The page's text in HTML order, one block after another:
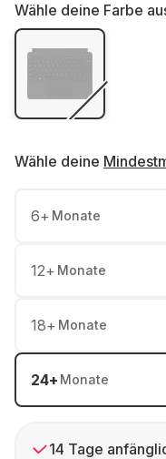
Wähle deine Farbe
Wähle deine
6+ Monate
12+ Monate
18+ Monate
24+ Monate
14 Tage